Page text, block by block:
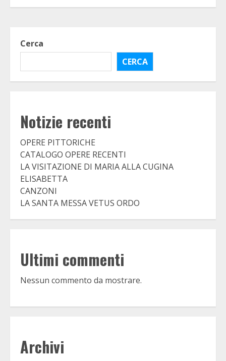
Cerca
CERCA
Notizie recenti
OPERE PITTORICHE
CATALOGO OPERE RECENTI
LA VISITAZIONE DI MARIA ALLA CUGINA
ELISABETTA
CANZONI
LA SANTA MESSA VETUS ORDO
Ultimi commenti
Nessun commento da mostrare.
Archivi